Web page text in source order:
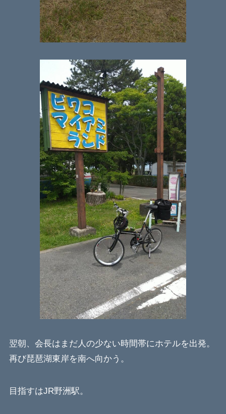
翌朝、会長はまだ人の少ない時間帯にホテルを出発。
再び琵琶湖東岸を南へ向かう。
目指すはJR野洲駅。